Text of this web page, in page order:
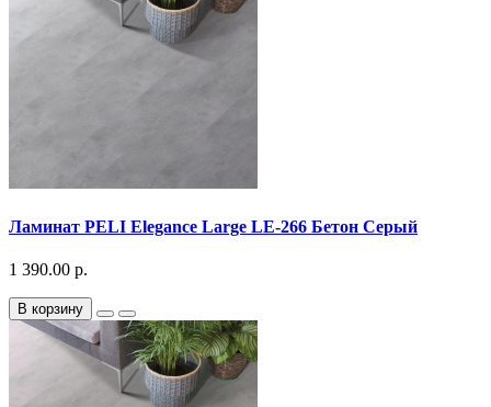
Ламинат PELI Elegance Large LE-266 Бетон Серый
1 390.00 р.
В корзину